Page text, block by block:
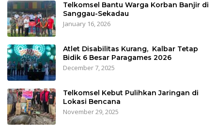
Telkomsel Bantu Warga Korban Banjir di
Sanggau-Sekadau
January 16, 2026
Atlet Disabilitas Kurang, Kalbar Tetap
Bidik 6 Besar Paragames 2026
December 7, 2025
Telkomsel Kebut Pulihkan Jaringan di
Lokasi Bencana
November 29, 2025